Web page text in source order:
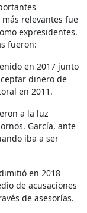
relevantes fue
expresidentes.
fueron:
en 2017 junto
dinero de
en 2011.
a la luz
García, ante
iba a ser
en 2018
de acusaciones
de asesorías.